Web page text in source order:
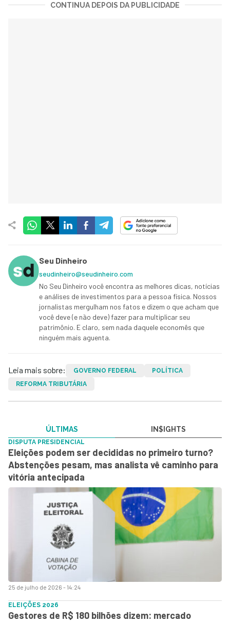
CONTINUA DEPOIS DA PUBLICIDADE
Seu Dinheiro
seudinheiro@seudinheiro.com
No Seu Dinheiro você encontra as melhores dicas, notícias
e análises de investimentos para a pessoa física. Nossos
jornalistas mergulham nos fatos e dizem o que acham que
você deve (e não deve) fazer para multiplicar seu
patrimônio. E claro, sem nada daquele economês que
ninguém mais aguenta.
Leia mais sobre: GOVERNO FEDERAL
POLÍTICA
REFORMA TRIBUTÁRIA
ÚLTIMAS IN$IGHTS
25 de julho de 2026 - 14:24
DISPUTA PRESIDENCIAL
Eleições podem ser decididas no primeiro turno?
Abstenções pesam, mas analista vê caminho para
vitória antecipada
ELEIÇÕES 2026
Gestores de R$ 180 bilhões dizem: mercado